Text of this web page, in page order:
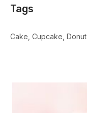
Tags
Cake Cupcake Donut